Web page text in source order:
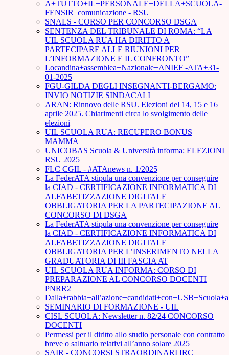
A+TUTTO+IL+PERSONALE+DELLA+SCUOLA-
FENSIR_comunicazione - RSU_
SNALS - CORSO PER CONCORSO DSGA
SENTENZA DEL TRIBUNALE DI ROMA: “LA
UIL SCUOLA RUA HA DIRITTO A
PARTECIPARE ALLE RIUNIONI PER
L’INFORMAZIONE E IL CONFRONTO”
Locandina+assemblea+Nazionale+ANIEF -ATA+31-
01-2025
FGU-GILDA DEGLI INSEGNANTI-BERGAMO:
INVIO NOTIZIE SINDACALI
ARAN: Rinnovo delle RSU. Elezioni del 14, 15 e 16
aprile 2025. Chiarimenti circa lo svolgimento delle
elezioni
UIL SCUOLA RUA: RECUPERO BONUS
MAMMA
UNICOBAS Scuola & Università informa: ELEZIONI
RSU 2025
FLC CGIL - #ATAnews n. 1/2025
La FederATA stipula una convenzione per conseguire
la CIAD - CERTIFICAZIONE INFORMATICA DI
ALFABETIZZAZIONE DIGITALE
OBBLIGATORIA PER LA PARTECIPAZIONE AL
CONCORSO DI DSGA
La FederATA stipula una convenzione per conseguire
la CIAD - CERTIFICAZIONE INFORMATICA DI
ALFABETIZZAZIONE DIGITALE
OBBLIGATORIA PER L’INSERIMENTO NELLA
GRADUATORIA DI III FASCIA AT
UIL SCUOLA RUA INFORMA: CORSO DI
PREPARAZIONE AL CONCORSO DOCENTI
PNRR2
SEMINARIO DI FORMAZIONE - UIL
CISL SCUOLA: Newsletter n. 82/24 CONCORSO
DOCENTI
Permessi per il diritto allo studio personale con contratto
breve o saltuario relativi all’anno solare 2025
SAIR - CONCORSI STRAORDINARI IRC